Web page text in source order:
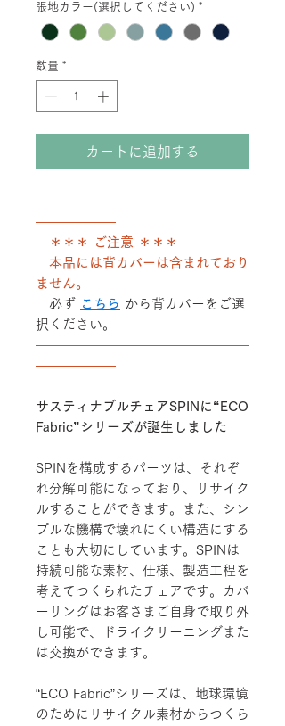
張地カラー(選択してください) *
数量 *
カートに追加する
――――――――――――――――
――――――
＊＊＊ ご注意 ＊＊＊
本品には背カバーは含まれており
ません。
必ず こちら から背カバーをご選
択ください。
――――――――――――――――
――――――
サスティナブルチェアSPINに“ECO
Fabric”シリーズが誕生しました
SPINを構成するパーツは、それぞ
れ分解可能になっており、リサイク
ルすることができます。また、シン
プルな機構で壊れにくい構造にする
ことも大切にしています。SPINは
持続可能な素材、仕様、製造工程を
考えてつくられたチェアです。カバ
ーリングはお客さまご自身で取り外
し可能で、ドライクリーニングまた
は交換ができます。
“ECO Fabric”シリーズは、地球環境
のためにリサイクル素材からつくら